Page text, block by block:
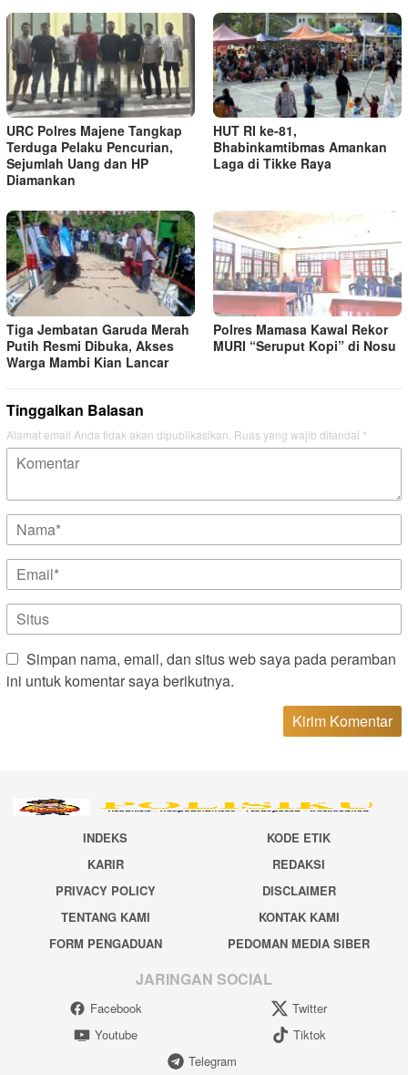
URC Polres Majene Tangkap
Terduga Pelaku Pencurian,
Sejumlah Uang dan HP
Diamankan
HUT RI ke-81,
Bhabinkamtibmas Amankan
Laga di Tikke Raya
Tiga Jembatan Garuda Merah
Putih Resmi Dibuka, Akses
Warga Mambi Kian Lancar
Polres Mamasa Kawal Rekor
MURI “Seruput Kopi” di Nosu
Tinggalkan Balasan
Alamat email Anda tidak akan dipublikasikan. Ruas yang wajib ditandai *
Simpan nama, email, dan situs web saya pada peramban
ini untuk komentar saya berikutnya.
INDEKS
KODE ETIK
KARIR
REDAKSI
PRIVACY POLICY
DISCLAIMER
TENTANG KAMI
KONTAK KAMI
FORM PENGADUAN
PEDOMAN MEDIA SIBER
JARINGAN SOCIAL
Facebook
Twitter
Youtube
Tiktok
Telegram